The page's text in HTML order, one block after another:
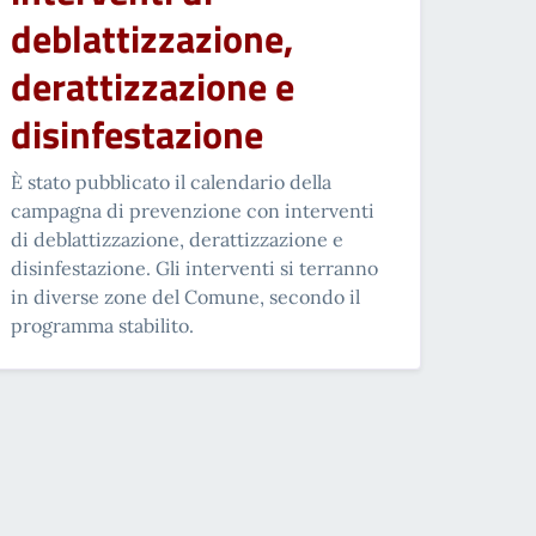
deblattizzazione,
derattizzazione e
disinfestazione
È stato pubblicato il calendario della
campagna di prevenzione con interventi
di deblattizzazione, derattizzazione e
disinfestazione. Gli interventi si terranno
in diverse zone del Comune, secondo il
programma stabilito.